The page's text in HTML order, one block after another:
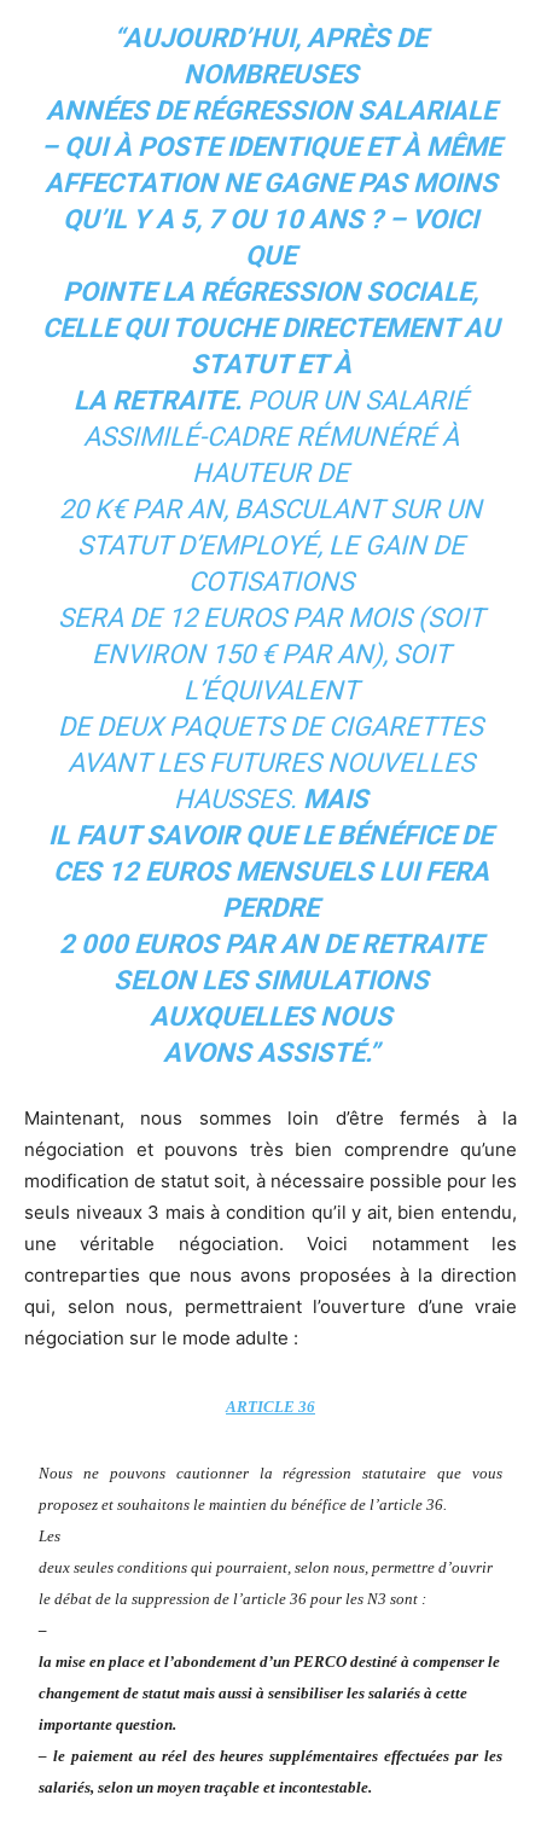
“AUJOURD’HUI, APRÈS DE
NOMBREUSES
ANNÉES DE RÉGRESSION SALARIALE
– QUI À POSTE IDENTIQUE ET À MÊME
AFFECTATION NE GAGNE PAS MOINS
QU’IL Y A 5, 7 OU 10 ANS ? – VOICI
QUE
POINTE LA RÉGRESSION SOCIALE,
CELLE QUI TOUCHE DIRECTEMENT AU
STATUT ET À
LA RETRAITE.POUR UN SALARIÉ
ASSIMILÉ-CADRE RÉMUNÉRÉ À
HAUTEUR DE
20 K€ PAR AN, BASCULANT SUR UN
STATUT D’EMPLOYÉ, LE GAIN DE
COTISATIONS
SERA DE 12 EUROS PAR MOIS (SOIT
ENVIRON 150 € PAR AN), SOIT
L’ÉQUIVALENT
DE DEUX PAQUETS DE CIGARETTES
AVANT LES FUTURES NOUVELLES
HAUSSES. MAIS
IL FAUT SAVOIR QUE LE BÉNÉFICE DE
CES 12 EUROS MENSUELS LUI FERA
PERDRE
2 000 EUROS PAR AN DE RETRAITE
SELON LES SIMULATIONS
AUXQUELLES NOUS
AVONS ASSISTÉ.”
Maintenant, nous sommes loin d’être fermés à la
négociation et pouvons très bien comprendre qu’une
modification de statut soit, à nécessaire possible pour les
seuls niveaux 3 mais à condition qu’il y ait, bien entendu,
une véritable négociation. Voici notamment les
contreparties que nous avons proposées à la direction
qui, selon nous, permettraient l’ouverture d’une vraie
négociation sur le mode adulte :
ARTICLE 36
Nous ne pouvons cautionner la régression statutaire que vous
proposez et souhaitons le maintien du bénéfice de l’article 36.
Les
deux seules conditions qui pourraient, selon nous, permettre d’ouvrir
le débat de la suppression de l’article 36 pour les N3 sont :
–
la mise en place et l’abondement d’un PERCO destiné à compenser le
changement de statut mais aussi à sensibiliser les salariés à cette
importante question.
– le paiement au réel des heures supplémentaires effectuées par les
salariés, selon un moyen traçable et incontestable.